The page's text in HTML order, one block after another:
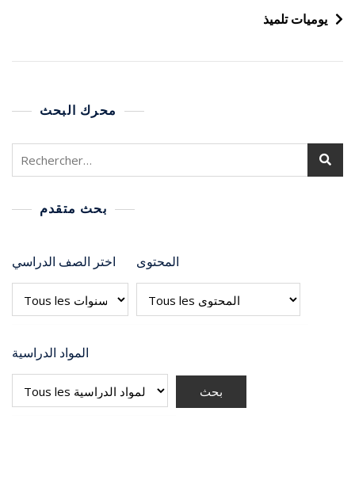
يوميات تلميذ
محرك البحث
بحث متقدم
اختر الصف الدراسي المحتوى
المواد الدراسية